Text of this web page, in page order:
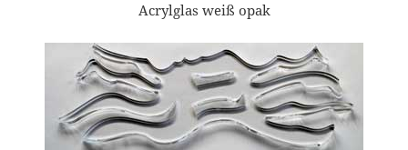
Acrylglas weiß opak